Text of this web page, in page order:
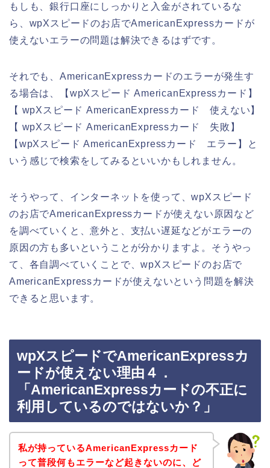
もしも、銀行口座にしっかりと入金がされているな
ら、wpXスピードのお店でAmericanExpressカードが
使えないエラーの問題は解決できるはずです。
それでも、AmericanExpressカードのエラーが発生す
る場合は、【wpXスピード AmericanExpressカード】
【 wpXスピード AmericanExpressカード 使えない】
【 wpXスピード AmericanExpressカード 失敗】
【wpXスピード AmericanExpressカード エラー】と
いう感じで検索をしてみるといいかもしれません。
そうやって、インターネットを使って、wpXスピード
のお店でAmericanExpressカードが使えない原因など
を調べていくと、意外と、支払い遅延などがエラーの
原因の方も多いということが分かりますよ。そうやっ
て、各自調べていくことで、wpXスピードのお店で
AmericanExpressカードが使えないという問題を解決
できると思います。
wpXスピードでAmericanExpressカ
ードが使えない理由４．
「AmericanExpressカードの不正に
利用しているのではないか？」
私が持っているAmericanExpressカード
って普段何もエラーなど起きないのに、ど